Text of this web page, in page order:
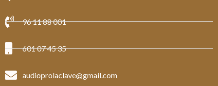
96 11 88 001
601 07 45 35
audioprolaclave@gmail.com